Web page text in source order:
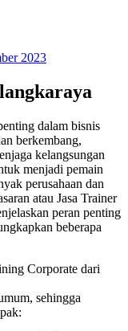
2023
dalam bisnis
berkembang,
kelangsungan
menjadi pemain
perusahaan dan
atau Jasa Trainer
peran penting
beberapa
Corporate dari
sehingga